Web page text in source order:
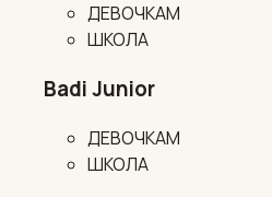
ДЕВОЧКАМ
ШКОЛА
Badi Junior
ДЕВОЧКАМ
ШКОЛА